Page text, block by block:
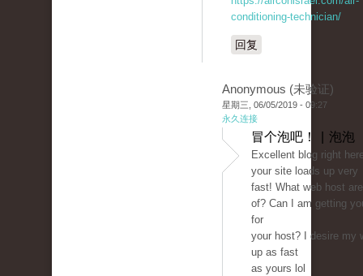
conditioning-technician/
回复
Anonymous (未验证)
星期三, 06/05/2019 - 09:27
永久连接
冒个泡吧！ | 泡泡
Excellent blog right
your site loads up very
fast! What web host
of? Can I am getting
for
your host? I desire my
up as fast
as yours lol